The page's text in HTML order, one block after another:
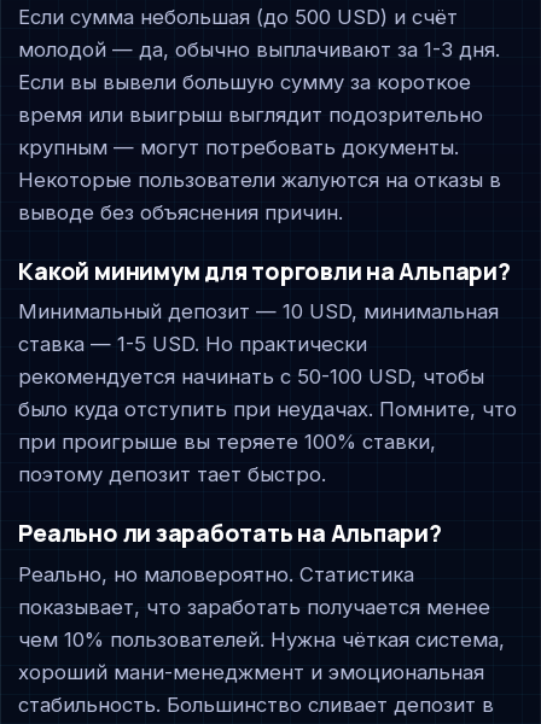
Если сумма небольшая (до 500 USD) и счёт
молодой — да, обычно выплачивают за 1-3 дня.
Если вы вывели большую сумму за короткое
время или выигрыш выглядит подозрительно
крупным — могут потребовать документы.
Некоторые пользователи жалуются на отказы в
выводе без объяснения причин.
Какой минимум для торговли на Альпари?
Минимальный депозит — 10 USD, минимальная
ставка — 1-5 USD. Но практически
рекомендуется начинать с 50-100 USD, чтобы
было куда отступить при неудачах. Помните, что
при проигрыше вы теряете 100% ставки,
поэтому депозит тает быстро.
Реально ли заработать на Альпари?
Реально, но маловероятно. Статистика
показывает, что заработать получается менее
чем 10% пользователей. Нужна чёткая система,
хороший мани-менеджмент и эмоциональная
стабильность. Большинство сливает депозит в